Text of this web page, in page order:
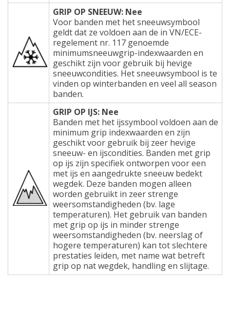
GRIP OP SNEEUW: Nee
Voor banden met het sneeuwsymbool
geldt dat ze voldoen aan de in VN/ECE-
regelement nr. 117 genoemde
minimumsneeuwgrip-indexwaarden en
geschikt zijn voor gebruik bij hevige
sneeuwcondities. Het sneeuwsymbool is te
vinden op winterbanden en veel all season
banden.
GRIP OP IJS: Nee
Banden met het ijssymbool voldoen aan de
minimum grip indexwaarden en zijn
geschikt voor gebruik bij zeer hevige
sneeuw- en ijscondities. Banden met grip
op ijs zijn specifiek ontworpen voor een
met ijs en aangedrukte sneeuw bedekt
wegdek. Deze banden mogen alleen
worden gebruikt in zeer strenge
weersomstandigheden (bv. lage
temperaturen). Het gebruik van banden
met grip op ijs in minder strenge
weersomstandigheden (bv. neerslag of
hogere temperaturen) kan tot slechtere
prestaties leiden, met name wat betreft
grip op nat wegdek, handling en slijtage.